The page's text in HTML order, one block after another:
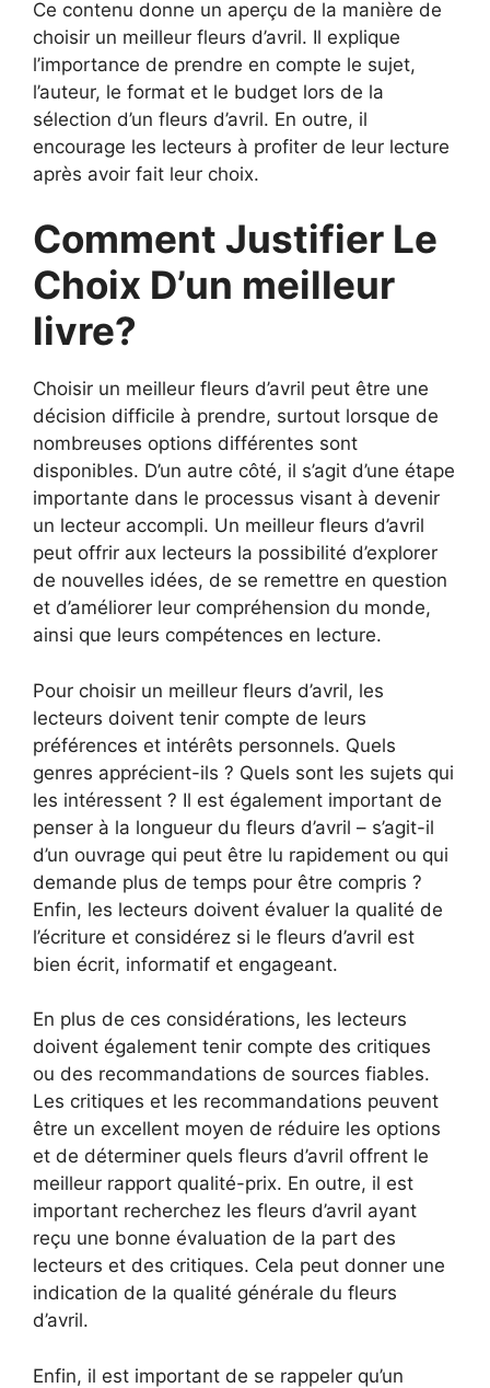
Ce contenu donne un aperçu de la manière de
choisir un meilleur fleurs d’avril. Il explique
l’importance de prendre en compte le sujet,
l’auteur, le format et le budget lors de la
sélection d’un fleurs d’avril. En outre, il
encourage les lecteurs à profiter de leur lecture
après avoir fait leur choix.
Comment Justifier Le
Choix D’un meilleur
livre?
Choisir un meilleur fleurs d’avril peut être une
décision difficile à prendre, surtout lorsque de
nombreuses options différentes sont
disponibles. D’un autre côté, il s’agit d’une étape
importante dans le processus visant à devenir
un lecteur accompli. Un meilleur fleurs d’avril
peut offrir aux lecteurs la possibilité d’explorer
de nouvelles idées, de se remettre en question
et d’améliorer leur compréhension du monde,
ainsi que leurs compétences en lecture.
Pour choisir un meilleur fleurs d’avril, les
lecteurs doivent tenir compte de leurs
préférences et intérêts personnels. Quels
genres apprécient-ils ? Quels sont les sujets qui
les intéressent ? Il est également important de
penser à la longueur du fleurs d’avril – s’agit-il
d’un ouvrage qui peut être lu rapidement ou qui
demande plus de temps pour être compris ?
Enfin, les lecteurs doivent évaluer la qualité de
l’écriture et considérez si le fleurs d’avril est
bien écrit, informatif et engageant.
En plus de ces considérations, les lecteurs
doivent également tenir compte des critiques
ou des recommandations de sources fiables.
Les critiques et les recommandations peuvent
être un excellent moyen de réduire les options
et de déterminer quels fleurs d’avril offrent le
meilleur rapport qualité-prix. En outre, il est
important recherchez les fleurs d’avril ayant
reçu une bonne évaluation de la part des
lecteurs et des critiques. Cela peut donner une
indication de la qualité générale du fleurs
d’avril.
Enfin, il est important de se rappeler qu’un